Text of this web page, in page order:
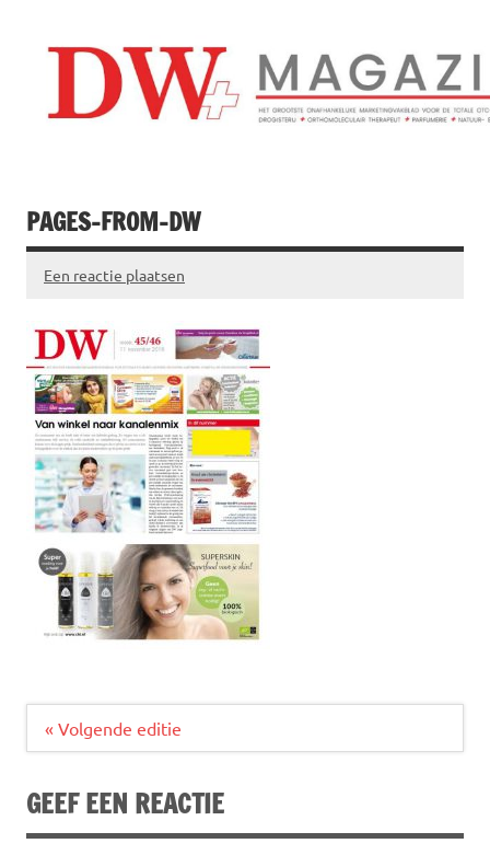
inhoud
PAGES-FROM-DW
Een reactie plaatsen
Bericht
navigatie
« Volgende editie
GEEF EEN REACTIE